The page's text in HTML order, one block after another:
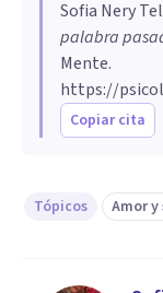
Sofia Nery
palabra
Mente.
https://
Copiar cita
Tópicos Amor y